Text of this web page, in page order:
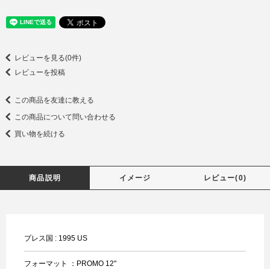
レビューを見る(0件)
レビューを投稿
この商品を友達に教える
この商品について問い合わせる
買い物を続ける
商品説明 イメージ レビュー(0)
プレス国 : 1995 US
フォーマット ：PROMO 12"